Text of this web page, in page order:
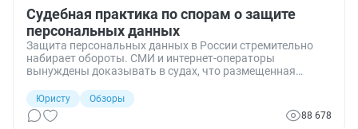
Судебная практика по спорам о защите
персональных данных
Защита персональных данных в России стремительно
набирает обороты. СМИ и интернет-операторы
вынуждены доказывать в судах, что размещенная
граждан или организаций. В обзоре судебной практики -
дела по защите персональных данных бизнесменов и
простых граждан.
Юристу
Обзоры
88 678